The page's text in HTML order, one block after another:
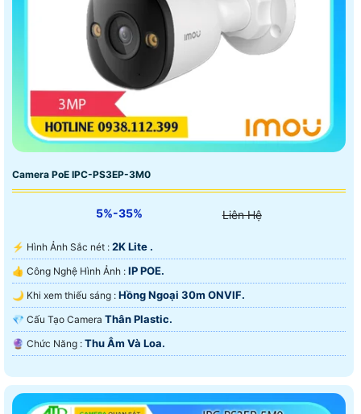
Camera PoE IPC-PS3EP-3M0
5%-35% Liên Hệ
️⚡ Hình Ảnh Sắc nét : 2K Lite .
👍 Công Nghệ Hình Ảnh : IP POE.
🌙 Khi xem thiếu sáng : Hồng Ngoại 30m ONVIF.
💎 Cấu Tạo Camera Thân Plastic.
️🔮 Chức Năng : Thu Âm Và Loa.